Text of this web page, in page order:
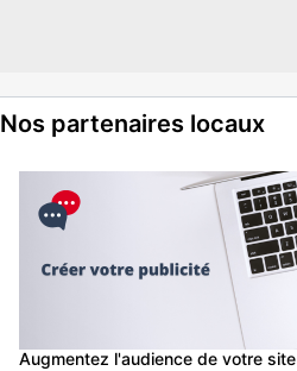
Nos partenaires locaux
Augmentez l'audience de votre site